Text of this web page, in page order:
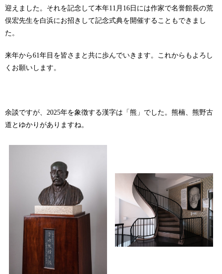
迎えました。それを記念して本年11月16日には作家で名誉館長の荒
俣宏先生を白浜にお招きして記念式典を開催することもできまし
た。
来年から61年目を皆さまと共に歩んでいきます。これからもよろし
くお願いします。
余談ですが、2025年を象徴する漢字は「熊」でした。熊楠、熊野古
道とゆかりがありますね。